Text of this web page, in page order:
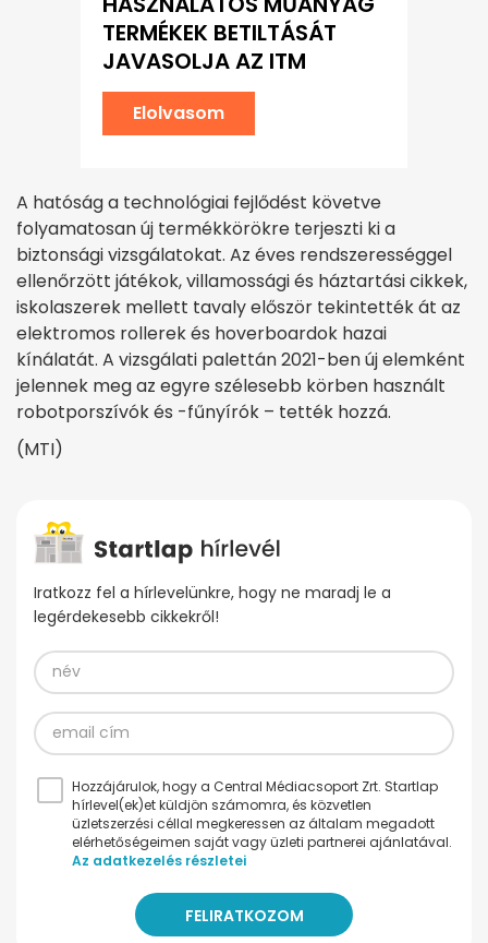
TERMÉKEK BETILTÁSÁT
JAVASOLJA AZ ITM
Elolvasom
A hatóság a technológiai fejlődést követve
folyamatosan új termékkörökre terjeszti ki a
biztonsági vizsgálatokat. Az éves rendszerességgel
ellenőrzött játékok, villamossági és háztartási cikkek,
iskolaszerek mellett tavaly először tekintették át az
elektromos rollerek és hoverboardok hazai
kínálatát. A vizsgálati palettán 2021-ben új elemként
jelennek meg az egyre szélesebb körben használt
robotporszívók és -fűnyírók – tették hozzá.
(MTI)
Iratkozz fel a hírlevelünkre, hogy ne maradj le a
legérdekesebb cikkekről!
Hozzájárulok, hogy a Central Médiacsoport Zrt. Startlap
hírlevel(ek)et küldjön számomra, és közvetlen
üzletszerzési céllal megkeressen az általam megadott
elérhetőségeimen saját vagy üzleti partnerei ajánlatával.
Az adatkezelés részletei